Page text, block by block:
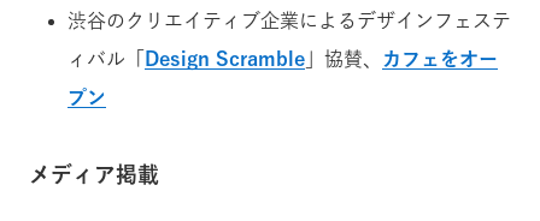
渋谷のクリエイティブ企業によるデザインフェステ
ィバル「
Design Scramble 」協賛、
カフェをオー
プン
メディア掲載